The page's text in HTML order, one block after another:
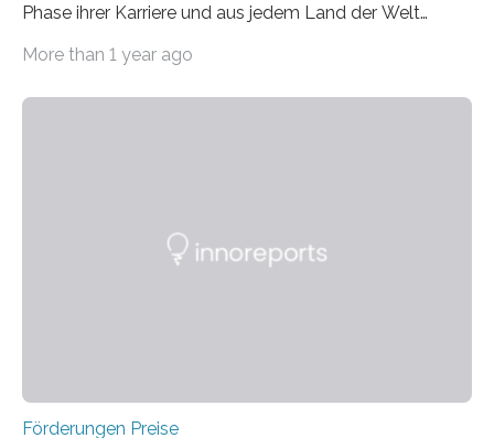
Phase ihrer Karriere und aus jedem Land der Welt
Leben gerufen, um die bemerkenswertesten
Foundation, des BIAL Award in Biomedicine ist in
More than 1 year ago
Förderungen Preise